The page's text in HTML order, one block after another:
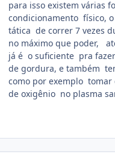
para isso existem várias
condicionamento físico,
tática de correr 7 vezes
no máximo que poder,
já é o suficiente pra
de gordura, e também
como por exemplo
de oxigênio no plasma